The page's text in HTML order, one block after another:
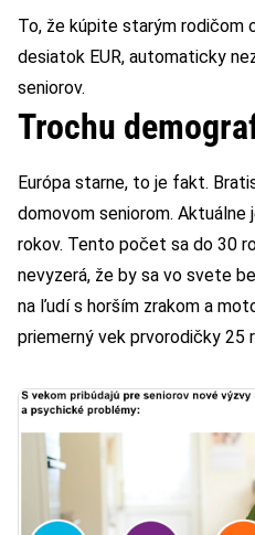
To, že kúpite starým rodičom
desiatok EUR, automaticky
seniorov.
Trochu
Európa starne, to je fakt.
domovom seniorom. Aktuálne
rokov. Tento počet sa do 30
nevyzerá, že by sa vo svete
na ľudí s horším zrakom a
priemerný vek prvorodičky 25